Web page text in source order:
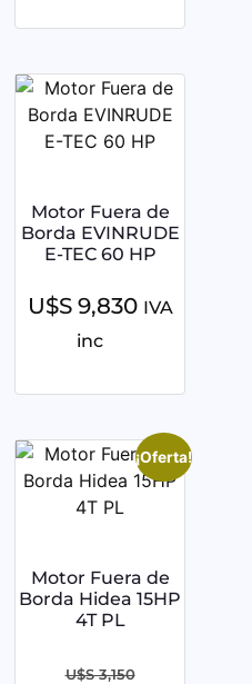
Motor Fuera de
Borda EVINRUDE
E-TEC 60 HP
U$S9,830 IVA
inc
¡Oferta!
Motor Fuera de
Borda Hidea 15HP
4T PL
U$S3,150